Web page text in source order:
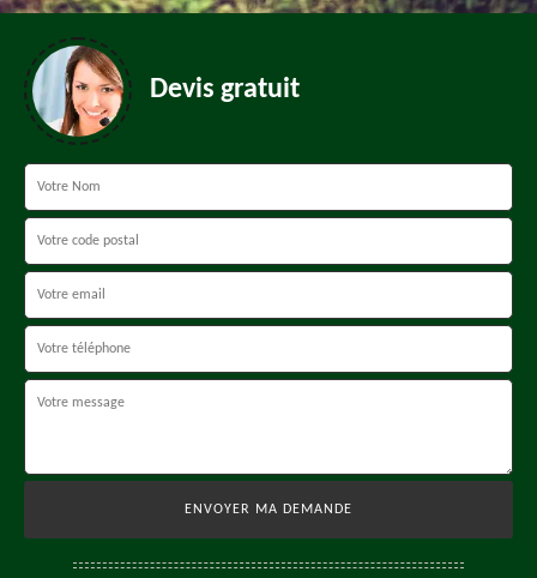
Devis gratuit